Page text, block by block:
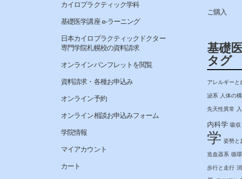
カイロプラクティック学科
基礎医学講座 e-ラーニング
日本カイロプラクティックドクター
専門学院札幌校の資料請求
オンラインパンフレットを閲覧
資料請求・各種お申込み
オンライン予約
オンライン相談お申込みフォーム
学院情報
マイアカウント
カート
ご購入
基礎
タグ
アレルギーと
泌系 人体の
先天性異常
内科学 吸収
学 姿勢と
造血器系 循
歩行と走行